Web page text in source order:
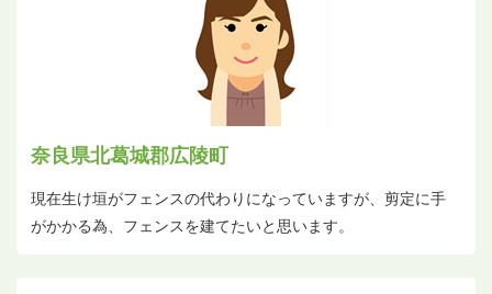
奈良県北葛城郡広陵町
現在生け垣がフェンスの代わりになっていますが、剪定に手
がかかる為、フェンスを建てたいと思います。